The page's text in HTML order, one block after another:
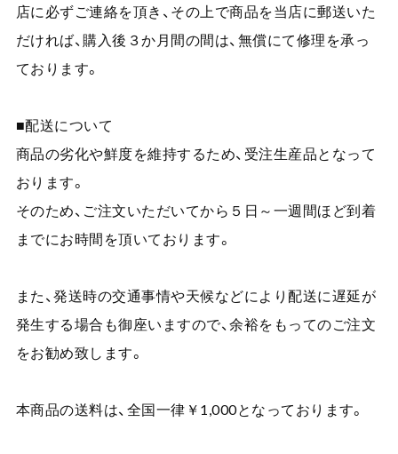
店に必ずご連絡を頂き、その上で商品を当店に郵送いた
だければ、購入後３か月間の間は、無償にて修理を承っ
ております。
■配送について
商品の劣化や鮮度を維持するため、受注生産品となって
おります。
そのため、ご注文いただいてから５日～一週間ほど到着
までにお時間を頂いております。
また、発送時の交通事情や天候などにより配送に遅延が
発生する場合も御座いますので、余裕をもってのご注文
をお勧め致します。
本商品の送料は、全国一律￥1,000となっております。